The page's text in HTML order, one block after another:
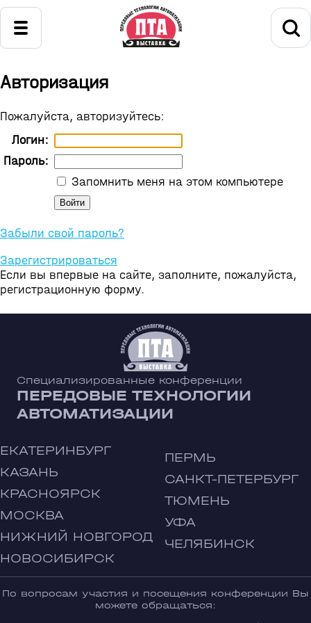
Авторизация
Пожалуйста, авторизуйтесь:
Логин:
Пароль:
Запомнить меня на этом компьютере
Забыли свой пароль?
Зарегистрироваться
Если вы впервые на сайте, заполните, пожалуйста,
регистрационную форму.
Специализированные конференции
ПЕРЕДОВЫЕ ТЕХНОЛОГИИ
АВТОМАТИЗАЦИИ
ЕКАТЕРИНБУРГ
КАЗАНЬ
КРАСНОЯРСК
МОСКВА
НИЖНИЙ НОВГОРОД
НОВОСИБИРСК
ПЕРМЬ
САНКТ-ПЕТЕРБУРГ
ТЮМЕНЬ
УФА
ЧЕЛЯБИНСК
По вопросам участия и посещения конференции Вы
можете обращаться: